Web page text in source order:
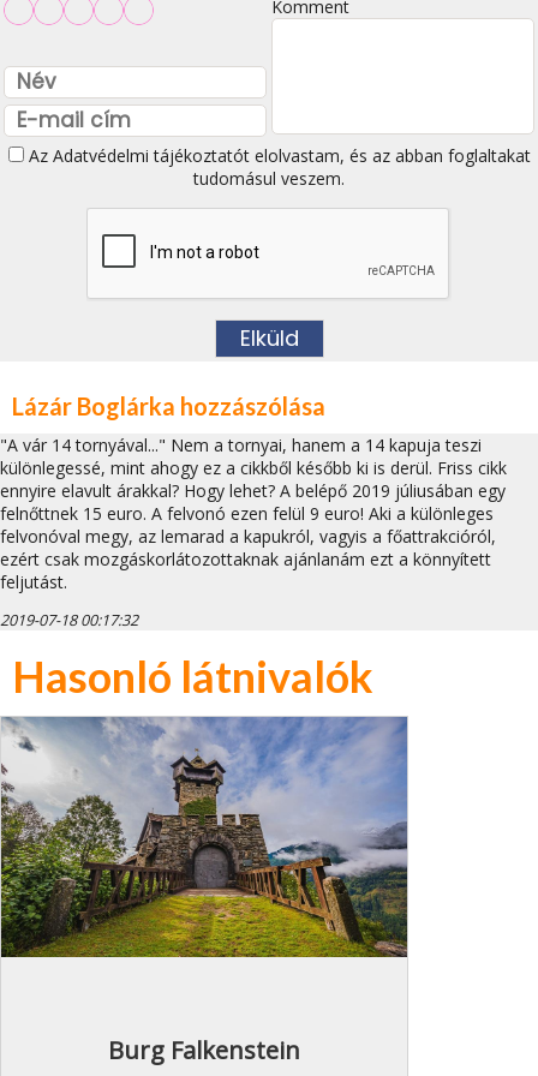
Komment
Az Adatvédelmi tájékoztatótelolvastam, és az abban foglaltakat
tudomásul veszem.
Lázár Boglárka hozzászólása
"A vár 14 tornyával..." Nem a tornyai, hanem a 14 kapuja teszi
különlegessé, mint ahogy ez a cikkből később ki is derül. Friss cikk
ennyire elavult árakkal? Hogy lehet? A belépő 2019 júliusában egy
felnőttnek 15 euro. A felvonó ezen felül 9 euro! Aki a különleges
felvonóval megy, az lemarad a kapukról, vagyis a főattrakcióról,
ezért csak mozgáskorlátozottaknak ajánlanám ezt a könnyített
feljutást.
2019-07-18 00:17:32
Hasonló látnivalók
Burg Falkenstein